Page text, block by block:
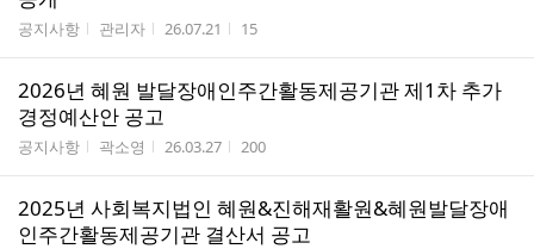
게시판명
공지사항 작성자
관리자 작성시간
26.07.21 조회수
15
2026년 혜원 발달장애인주간활동제공기관 제1차 추가
경정예산안 공고
게시판명
공지사항 작성자
곽소영 작성시간
26.03.27 조회수
200
2025년 사회복지법인 혜원&진해재활원&혜원발달장애
인주간활동제공기관 결산서 공고